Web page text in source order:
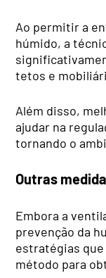
Ao permitir a
húmido, a
tetos e
Além disso,
ajudar na
tornando o
Outras
Embora a
prevenção da
estratégias
método para